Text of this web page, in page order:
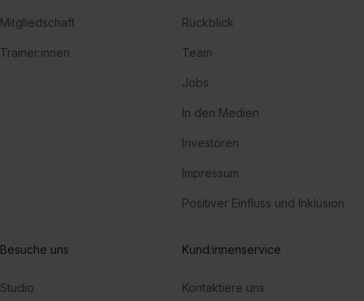
Mitgliedschaft
Trainer:innen
Rückblick
Team
Jobs
In den Medien
Investoren
Impressum
Positiver Einfluss und Inklusion
Besuche uns
Studio
Kund:innenservice
Kontaktiere uns